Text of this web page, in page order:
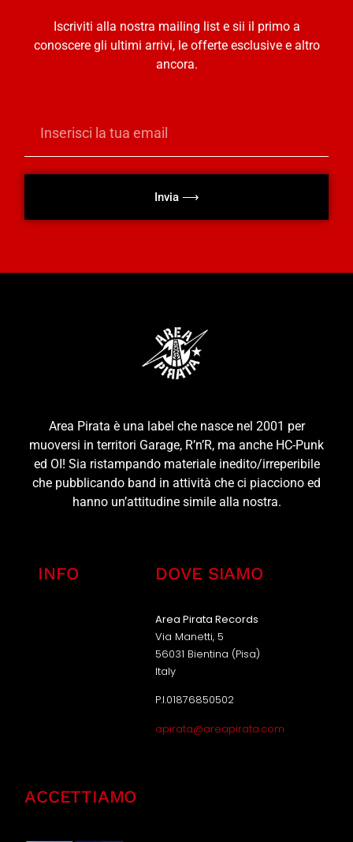
Iscriviti alla nostra mailing list e sii il primo a
conoscere gli ultimi arrivi, le offerte esclusive e altro
ancora.
Invia ⟶
Area Pirata è una label che nasce nel 2001 per
muoversi in territori Garage, R’n’R, ma anche HC-Punk
ed OI! Sia ristampando materiale inedito/irreperibile
che pubblicando band in attività che ci piacciono ed
hanno un’attitudine simile alla nostra.
INFO DOVE SIAMO
Area Pirata Records
Via Manetti, 5
56031 Bientina (Pisa)
Italy
P.I.01876850502
apirata@areapirata.com
ACCETTIAMO